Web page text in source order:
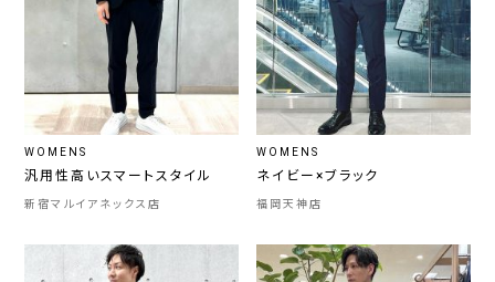
WOMENS
汎用性高いスマートスタイル
新宿マルイアネックス店
WOMENS
ネイビー×ブラック
福岡天神店